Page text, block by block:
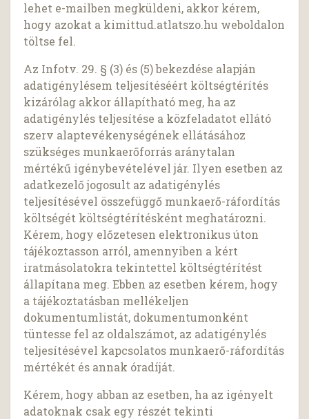
lehet e-mailben megküldeni, akkor kérem,
hogy azokat a kimittud.atlatszo.hu weboldalon
töltse fel.
Az Infotv. 29. § (3) és (5) bekezdése alapján
adatigénylésem teljesítéséért költségtérítés
kizárólag akkor állapítható meg, ha az
adatigénylés teljesítése a közfeladatot ellátó
szerv alaptevékenységének ellátásához
szükséges munkaerőforrás aránytalan
mértékű igénybevételével jár. Ilyen esetben az
adatkezelő jogosult az adatigénylés
teljesítésével összefüggő munkaerő-ráfordítás
költségét költségtérítésként meghatározni.
Kérem, hogy előzetesen elektronikus úton
tájékoztasson arról, amennyiben a kért
iratmásolatokra tekintettel költségtérítést
állapítana meg. Ebben az esetben kérem, hogy
a tájékoztatásban mellékeljen
dokumentumlistát, dokumentumonként
tüntesse fel az oldalszámot, az adatigénylés
teljesítésével kapcsolatos munkaerő-ráfordítás
mértékét és annak óradíját.
Kérem, hogy abban az esetben, ha az igényelt
adatoknak csak egy részét tekinti